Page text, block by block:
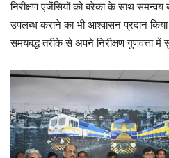
निरीक्षण एजेंसियों को बरेका के साथ
उपलब्ध कराने का भी आश्वासन प्रदान किया
समयबद्ध तरीके से अपने निरीक्षण गुणवत्ता में